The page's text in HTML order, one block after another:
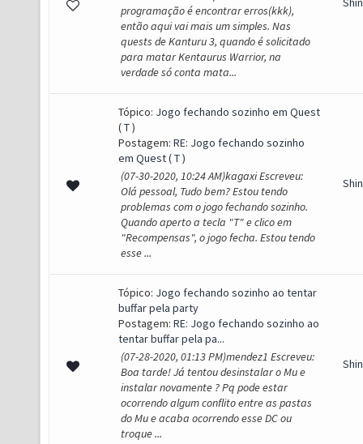
programação é encontrar erros(kkk),
então aqui vai mais um simples. Nas
quests de Kanturu 3, quando é solicitado
para matar Kentaurus Warrior, na
verdade só conta mata...
Tópico: Jogo fechando sozinho em Quest
( T )
Postagem: RE: Jogo fechando sozinho
em Quest ( T )
(07-30-2020, 10:24 AM)kagaxi Escreveu:
Olá pessoal, Tudo bem? Estou tendo
problemas com o jogo fechando sozinho.
Quando aperto a tecla "T" e clico em
"Recompensas", o jogo fecha. Estou tendo
esse ...
Tópico: Jogo fechando sozinho ao tentar
buffar pela party
Postagem: RE: Jogo fechando sozinho ao
tentar buffar pela pa...
(07-28-2020, 01:13 PM)mendez1 Escreveu:
Boa tarde! Já tentou desinstalar o Mu e
instalar novamente ? Pq pode estar
ocorrendo algum conflito entre as pastas
do Mu e acaba ocorrendo esse DC ou
troque ...